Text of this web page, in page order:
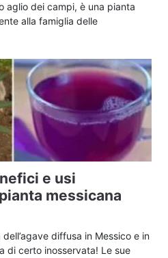
aglio dei campi, è una pianta
alla famiglia delle
e usi
messicana
diffusa in Messico e in
di certo inosservata! Le sue